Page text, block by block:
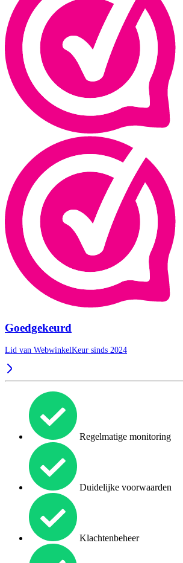
Goedgekeurd
Lid van WebwinkelKeur sinds 2024
Regelmatige monitoring
Duidelijke voorwaarden
Klachtenbeheer